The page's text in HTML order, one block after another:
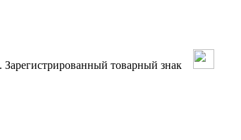
Зарегистрированный товарный знак